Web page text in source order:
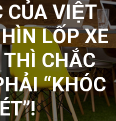
VIỆT
LỐP XE
CHẮC
“KHÓC